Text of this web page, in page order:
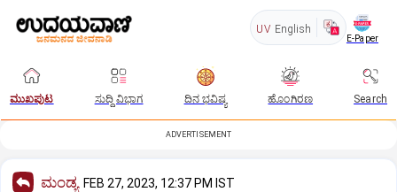
UV English
E-Paper
ಮುಖಪುಟ ಸುದ್ದಿ ವಿಭಾಗ ದಿನ ಭವಿಷ್ಯ ಹೊಂಗಿರಣ Search
ADVERTISEMENT
ಮಂಡ್ಯ FEB 27, 2023, 12:37 PM IST